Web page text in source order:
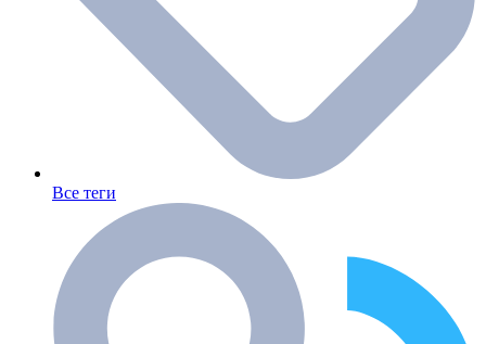
Все теги